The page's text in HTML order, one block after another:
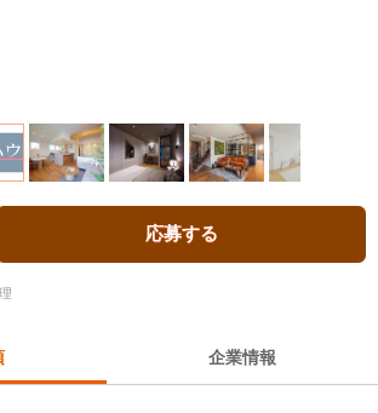
応募する
企業情報